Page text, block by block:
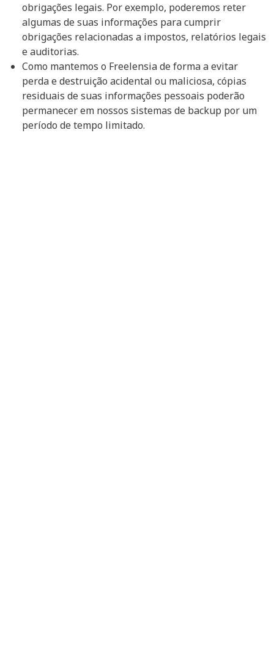
obrigações legais. Por exemplo, poderemos reter
algumas de suas informações para cumprir
obrigações relacionadas a impostos, relatórios legais
e auditorias.
Como mantemos o Freelensia de forma a evitar
perda e destruição acidental ou maliciosa, cópias
residuais de suas informações pessoais poderão
permanecer em nossos sistemas de backup por um
período de tempo limitado.